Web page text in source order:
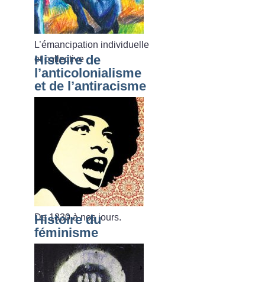
L’émancipation individuelle
et collective
Histoire de
l’anticolonialisme
et de l’antiracisme
De 1830 à nos jours.
Histoire du
féminisme